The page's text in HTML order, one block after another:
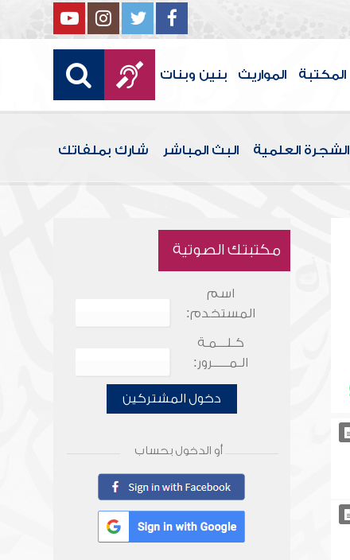
المكتبة المواريث بنين وبنات
الشجرة العلمية البث المباشر شارك بملفاتك
مكتبتك الصوتية
اسم
المستخدم:
كـلـــمـة
الـمـــــرور:
دخول المشتركين
أو الدخول بحساب